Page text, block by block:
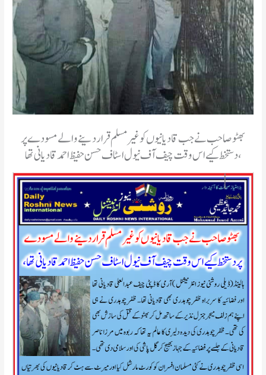
‏بھٹو صاحب نے جب قادیانیوں کو غیرمسلم قرار دینے والے مسودے پر
دستخط کیے اس وقت چیف آف نیول اسٹاف حسن حفیظ احمد قادیانی تھا،